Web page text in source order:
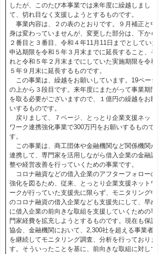
したが、このたび本事業では来年度に繰越しまし
て、切れ目なく支援しようとするものです。
事業内容は、２の表のとおりです。９月補正と中
身は変わっていませんが、変更した部分は、下から
２番目と３番目、令和４年11月11日までとしていた
申込期限を令和５年３月末までに延長すること、そ
れと令和５年２月末までにしていた実施期限を令和
５年９月末に延長するものです。
この事業は、繰越をお願いしています。19ページ
の上から３段目です。来年度にまたがって事業期間
を取る必要がございますので、１億円の繰越をお願
いするものです。
戻りまして、７ページ、とっとり企業支援ネット
ワーク連携強化事業で300万円をお願いするもので
す。
この事業は、商工団体や金融機関など関係機関が
連携して、専門家を活用しながら借入企業の金融調
整や経営改善を行っていくための事業です。
コロナ融資などの借入企業のアフターフォローの
強化を図るため、従来、とっとり企業支援ネットワ
ークが行っていた支援先に限らず、モニタリング中
のコロナ融資の借入企業なども支援先にして、早め
に借入企業の前向きな取組を支援していくための専
門家経費を拡充しようとするものです。現在も保証
協会、金融機関において、2,300社を超える事業者
を継続してモニタリング調査、分析を行っておりま
す。そういったことを基に、前向きな取組に対して